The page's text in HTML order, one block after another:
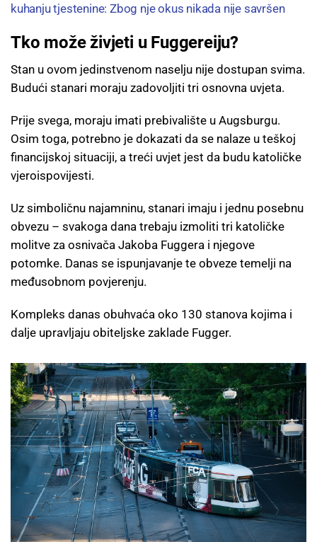
kuhanju tjestenine: Zbog nje okus nikada nije savršen
Tko može živjeti u Fuggereiju?
Stan u ovom jedinstvenom naselju nije dostupan svima.
Budući stanari moraju zadovoljiti tri osnovna uvjeta.
Prije svega, moraju imati prebivalište u Augsburgu.
Osim toga, potrebno je dokazati da se nalaze u teškoj
financijskoj situaciji, a treći uvjet jest da budu katoličke
vjeroispovijesti.
Uz simboličnu najamninu, stanari imaju i jednu posebnu
obvezu – svakoga dana trebaju izmoliti tri katoličke
molitve za osnivača Jakoba Fuggera i njegove
potomke. Danas se ispunjavanje te obveze temelji na
međusobnom povjerenju.
Kompleks danas obuhvaća oko 130 stanova kojima i
dalje upravljaju obiteljske zaklade Fugger.